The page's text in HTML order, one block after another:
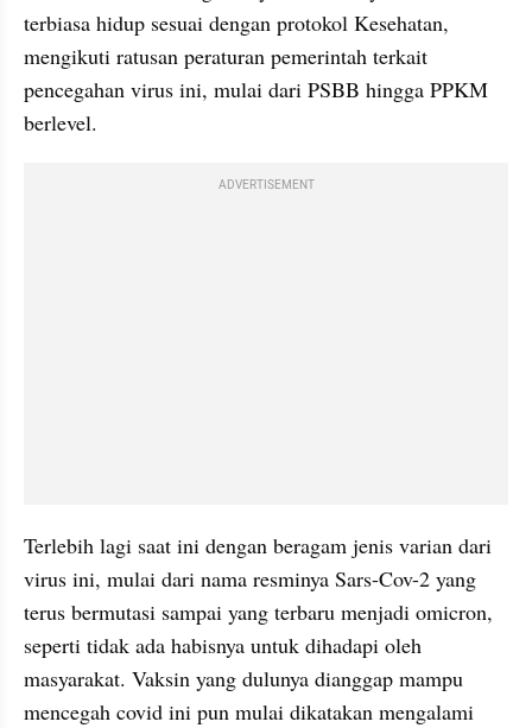
terbiasa hidup sesuai dengan protokol Kesehatan,
mengikuti ratusan peraturan pemerintah terkait
pencegahan virus ini, mulai dari PSBB hingga PPKM
berlevel.
ADVERTISEMENT
Terlebih lagi saat ini dengan beragam jenis varian dari
virus ini, mulai dari nama resminya Sars-Cov-2 yang
terus bermutasi sampai yang terbaru menjadi omicron,
seperti tidak ada habisnya untuk dihadapi oleh
masyarakat. Vaksin yang dulunya dianggap mampu
mencegah covid ini pun mulai dikatakan mengalami